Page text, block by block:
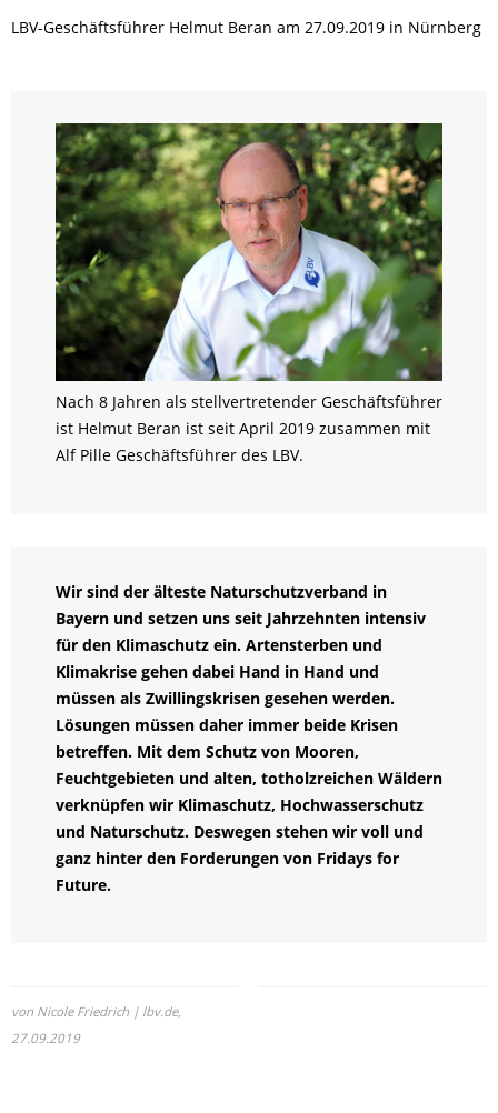
LBV-Geschäftsführer Helmut Beran am 27.09.2019 in Nürnberg
Nach 8 Jahren als stellvertretender Geschäftsführer
ist Helmut Beran ist seit April 2019 zusammen mit
Alf Pille Geschäftsführer des LBV.
Wir sind der älteste Naturschutzverband in
Bayern und setzen uns seit Jahrzehnten intensiv
für den Klimaschutz ein. Artensterben und
Klimakrise gehen dabei Hand in Hand und
müssen als Zwillingskrisen gesehen werden.
Lösungen müssen daher immer beide Krisen
betreffen. Mit dem Schutz von Mooren,
Feuchtgebieten und alten, totholzreichen Wäldern
verknüpfen wir Klimaschutz, Hochwasserschutz
und Naturschutz. Deswegen stehen wir voll und
ganz hinter den Forderungen von Fridays for
Future.
von Nicole Friedrich | lbv.de,
27.09.2019